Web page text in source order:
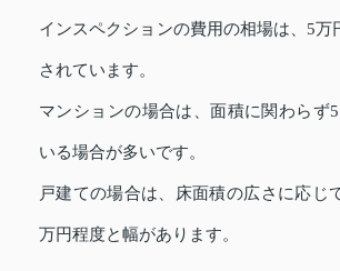
インスペクションの費用の相場は、5万
されています。
マンションの場合は、面積に関わらず
いる場合が多いです。
戸建ての場合は、床面積の広さに応じ
万円程度と幅があります。